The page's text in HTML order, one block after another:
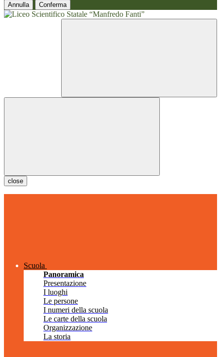
Annulla Conferma
close
Scuola
Panoramica
Presentazione
I luoghi
Le persone
I numeri della scuola
Le carte della scuola
Organizzazione
La storia